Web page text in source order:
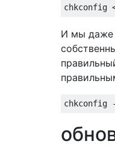
И мы даже